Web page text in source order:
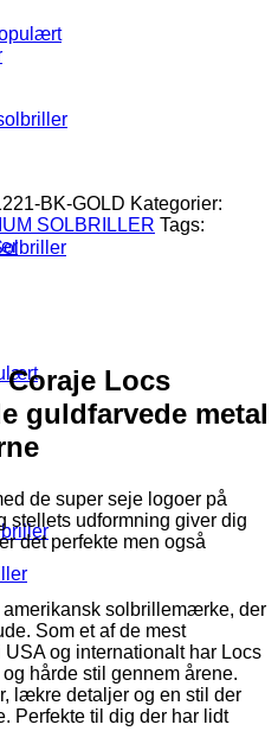
BK-GOLD Kategorier:
SOLBRILLER Tags:
Locs
guldfarvede metal
de super seje logoer på
stellets udformning giver dig
det perfekte men også
solbrillemærke, der
Som et af de mest
og internationalt har Locs
hårde stil gennem årene.
lækre detaljer og en stil der
Perfekte til dig der har lidt